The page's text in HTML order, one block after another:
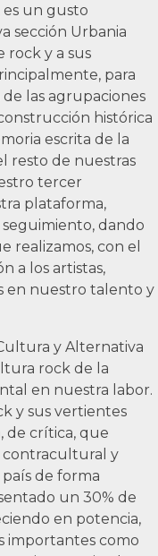
es un gusto
sección Urbania
rock y a sus
para
las agrupaciones
histórica
escrita de la
resto de nuestras
tercer
plataforma,
dando
realizamos, con el
a los artistas,
en nuestro talento y
y Alternativa
rock de la
en nuestra labor.
y sus vertientes
de crítica, que
y
de forma
un 30% de
en potencia,
importantes como